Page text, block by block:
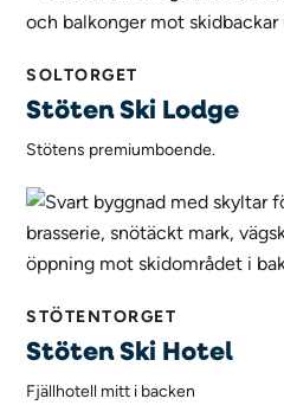
SOLTORGET
Stöten Ski Lodge
Stötens premiumboende.
STÖTENTORGET
Stöten Ski Hotel
Fjällhotell mitt i backen